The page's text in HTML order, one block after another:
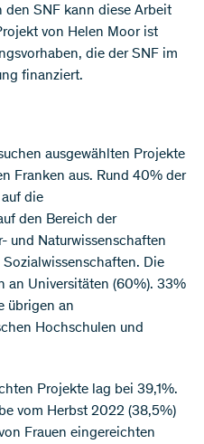
den SNF kann diese Arbeit
von Helen Moor ist
die der SNF im
finanziert.
ausgewählten Projekte
Franken aus. Rund 40% der
die
den Bereich der
und Naturwissenschaften
Die
an Universitäten (60%). 33%
übrigen an
Hochschulen und
Projekte lag bei 39,1%.
vom Herbst 2022 (38,5%)
Frauen eingereichten